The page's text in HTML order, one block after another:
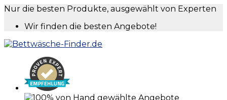
Nur die besten Produkte, ausgewählt von Experten
Wir finden die besten Angebote!